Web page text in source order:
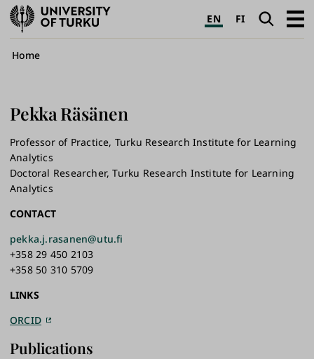
University
of
Turku
EN FI SearchOpen
Breadcrumb
Home
Pekka Räsänen
Professor of Practice, Turku Research Institute for Learning
Analytics
Doctoral Researcher, Turku Research Institute for Learning
Analytics
CONTACT
pekka.j.rasanen@utu.fi
+358 29 450 2103
+358 50 310 5709
LINKS
ORCID
Publications